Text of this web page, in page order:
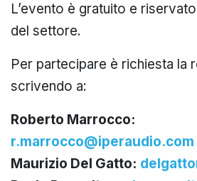
L’evento è gratuito e
del settore.
Per partecipare è richiesta la
scrivendo a:
Roberto Marrocco:
r.marrocco@iperaudio.com
Maurizio Del Gatto: